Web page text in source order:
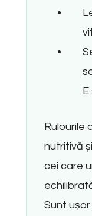
Rulourile
nutritivă
cei care
Sunt